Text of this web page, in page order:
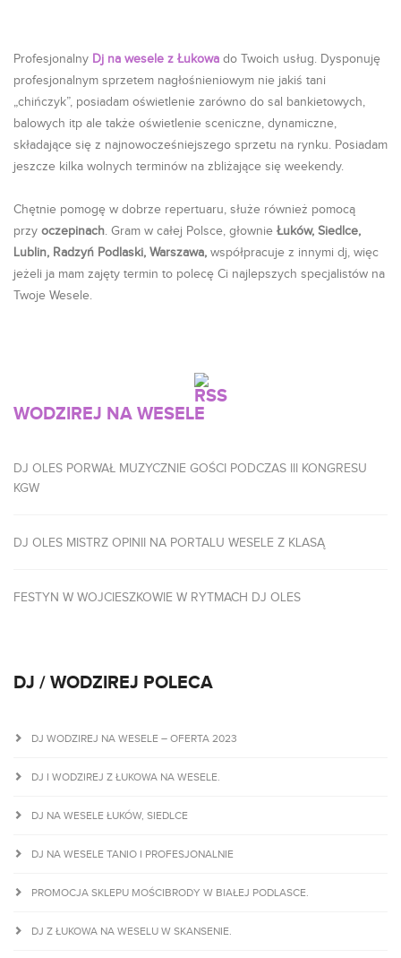
Profesjonalny Dj na wesele z Łukowa do Twoich usług. Dysponuję
profesjonalnym sprzetem nagłośnieniowym nie jakiś tani
„chińczyk”, posiadam oświetlenie zarówno do sal bankietowych,
balowych itp ale także oświetlenie sceniczne, dynamiczne,
składające się z najnowocześniejszego sprzetu na rynku. Posiadam
jeszcze kilka wolnych terminów na zbliżające się weekendy.
Chętnie pomogę w dobrze repertuaru, służe również pomocą
przy oczepinach. Gram w całej Polsce, głownie Łuków, Siedlce,
Lublin, Radzyń Podlaski, Warszawa, współpracuje z innymi dj, więc
jeżeli ja mam zajęty termin to polecę Ci najlepszych specjalistów na
Twoje Wesele.
WODZIREJ NA WESELE
DJ OLES PORWAŁ MUZYCZNIE GOŚCI PODCZAS III KONGRESU
KGW
DJ OLES MISTRZ OPINII NA PORTALU WESELE Z KLASĄ
FESTYN W WOJCIESZKOWIE W RYTMACH DJ OLES
DJ / WODZIREJ POLECA
DJ WODZIREJ NA WESELE – OFERTA 2023
DJ I WODZIREJ Z ŁUKOWA NA WESELE.
DJ NA WESELE ŁUKÓW, SIEDLCE
DJ NA WESELE TANIO I PROFESJONALNIE
PROMOCJA SKLEPU MOŚCIBRODY W BIAŁEJ PODLASCE.
DJ Z ŁUKOWA NA WESELU W SKANSENIE.